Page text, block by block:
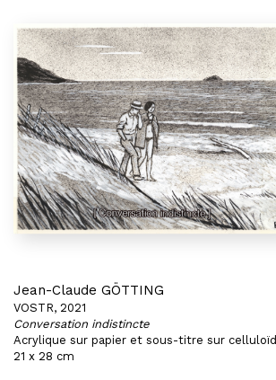
Jean-Claude GÖTTING
VOSTR, 2021
Conversation indistincte
Acrylique sur papier et sous-titre sur celluloïd
21 x 28 cm